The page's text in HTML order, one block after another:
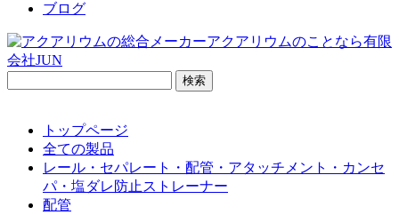
ブログ
トップページ
全ての製品
レール・セパレート・配管・アタッチメント・カンセ
パ・塩ダレ防止ストレーナー
配管